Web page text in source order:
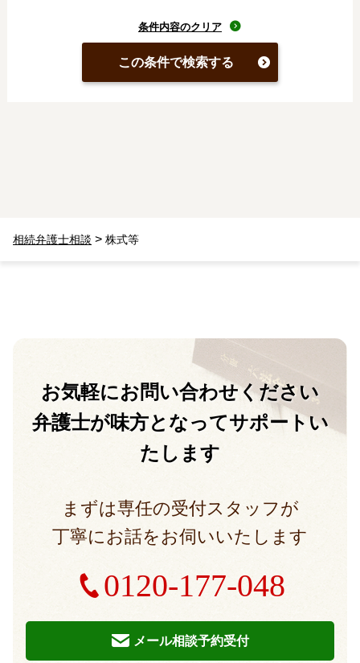
条件内容のクリア
この条件で検索する
相続弁護士相談 > 株式等
お気軽にお問い合わせください
弁護士が味方となってサポートい
たします
まずは専任の受付スタッフが
丁寧にお話をお伺いいたします
0120-177-048
メール相談予約受付